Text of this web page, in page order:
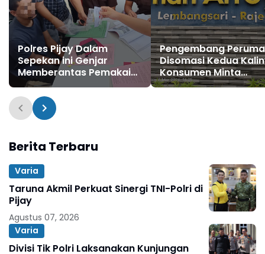
Polres Pijay Dalam
Sepekan ini Genjar
Memberantas Pemakai
Penyalahgunaan
Narkotika & Peredaran
Gelap Narkoba
Pengembang
Disomasi Kedua
Konsumen Minta
Pengembalian Dana
Berita Terbaru
Varia
Taruna Akmil Perkuat Sinergi TNI-Polri di
Pijay
Agustus 07, 2026
Varia
Divisi Tik Polri Laksanakan Kunjungan